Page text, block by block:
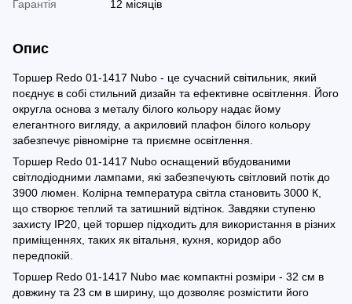
Гарантія
12 місяців
Опис
Торшер Redo 01-1417 Nubo - це сучасний світильник, який
поєднує в собі стильний дизайн та ефективне освітлення. Його
округла основа з металу білого кольору надає йому
елегантного вигляду, а акриловий плафон білого кольору
забезпечує рівномірне та приємне освітлення.
Торшер Redo 01-1417 Nubo оснащений вбудованими
світлодіодними лампами, які забезпечують світловий потік до
3900 люмен. Колірна температура світла становить 3000 К,
що створює теплий та затишний відтінок. Завдяки ступеню
захисту IP20, цей торшер підходить для використання в різних
приміщеннях, таких як вітальня, кухня, коридор або
передпокій.
Торшер Redo 01-1417 Nubo має компактні розміри - 32 см в
довжину та 23 см в ширину, що дозволяє розмістити його